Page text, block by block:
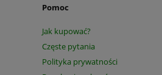
Pomoc
Jak kupować?
Częste pytania
Polityka prywatności